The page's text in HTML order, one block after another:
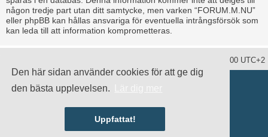
Den här sidan använder cookies för att ge dig
den bästa upplevelsen.
Uppfattat!
någon tredje part utan ditt samtycke, men varken “FORUM.M.NU”
eller phpBB kan hållas ansvariga för eventuella intrångsförsök som
kan leda till att information komprometteras.
Alla tidsangivelser är UTC+02:00 UTC+2
Swedish translation byphpBB Sweden
Användarvillkor